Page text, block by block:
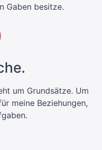
Gaben besitze.
um Grundsätze. Um
meine Beziehungen,